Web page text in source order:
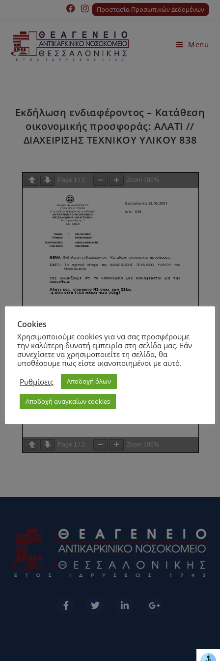
Προστασία Προσωπικών Δεδομένων
Menu
Εκδήλωση ενδιαφέροντος – Κατάθεση
οικονομικής προσφοράς: ΑΛΑΤΙ //
ΔΙΑΧΕΙΡΙΣΗΣ ΤΕΧΝΙΚΟΥ ΥΛΙΚΟΥ 838
Page 1 / 2 Zoom 100%
Page 1 / 2 Zoom 100%
Cookies
Χρησιμοποιούμε cookies για να σας προσφέρουμε
την καλύτερη δυνατή εμπειρία στη σελίδα μας. Εάν
συνεχίσετε να χρησιμοποιείτε τη σελίδα, θα
υποθέσουμε πως είστε ικανοποιημένοι με αυτό.
Ρυθμίσεις
Αποδοχή όλων
Αποδοχή αναγκαίων cookies